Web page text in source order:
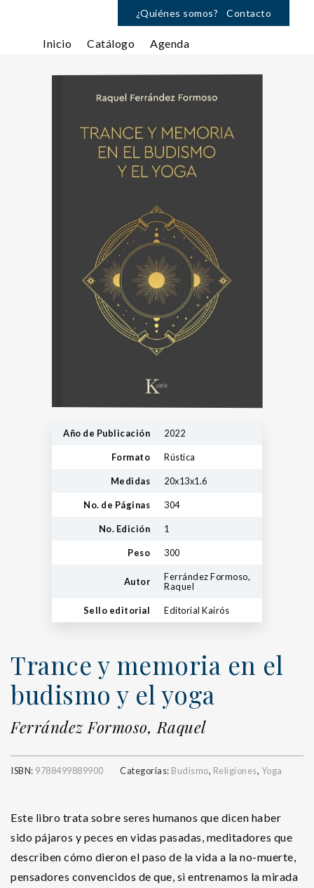
¿Quiénes somos? Contacto
Inicio Catálogo Agenda
Año de Publicación 2022
Formato Rústica
Medidas 20x13x1.6
No. de Páginas 304
No. Edición 1
Peso 300
Autor
Ferrández Formoso,
Raquel
Sello editorial Editorial Kairós
Trance y memoria en el
budismo y el yoga
Ferrández Formoso, Raquel
ISBN: 9788499889900 Categorías: Budismo, Religiones, Yoga
Este libro trata sobre seres humanos que dicen haber
sido pájaros y peces en vidas pasadas, meditadores que
describen cómo dieron el paso de la vida a la no-muerte,
pensadores convencidos de que, si entrenamos la mirada